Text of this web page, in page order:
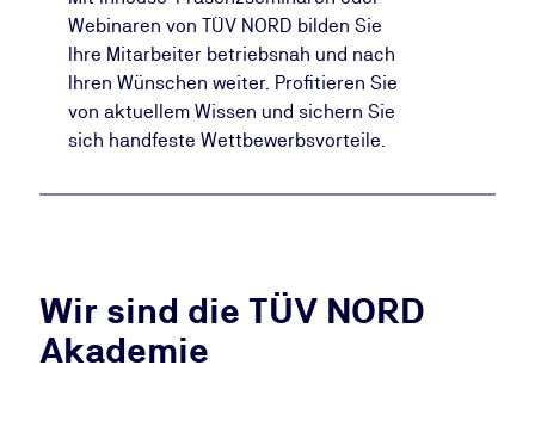
Webinaren von TÜV NORD bilden Sie
Ihre Mitarbeiter betriebsnah und nach
Ihren Wünschen weiter. Profitieren Sie
von aktuellem Wissen und sichern Sie
sich handfeste Wettbewerbsvorteile.
Wir sind die TÜV NORD
Akademie